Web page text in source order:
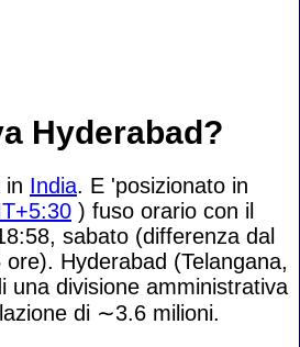
Hyderabad?
in India. E 'posizionato in
) fuso orario con il
sabato (differenza dal
ore). Hyderabad (Telangana,
una divisione amministrativa
di ∼3.6 milioni.